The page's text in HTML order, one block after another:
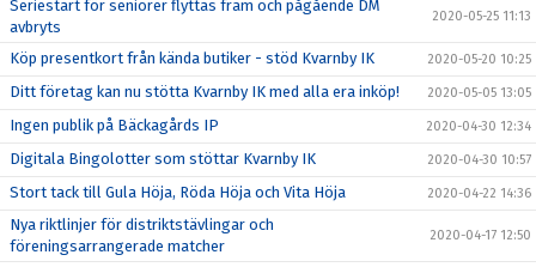
Seriestart för seniorer flyttas fram och pågående DM
avbryts
2020-05-25 11:13
Köp presentkort från kända butiker - stöd Kvarnby IK 2020-05-20 10:25
Ditt företag kan nu stötta Kvarnby IK med alla era inköp! 2020-05-05 13:05
Ingen publik på Bäckagårds IP 2020-04-30 12:34
Digitala Bingolotter som stöttar Kvarnby IK 2020-04-30 10:57
Stort tack till Gula Höja, Röda Höja och Vita Höja 2020-04-22 14:36
Nya riktlinjer för distriktstävlingar och
föreningsarrangerade matcher
2020-04-17 12:50